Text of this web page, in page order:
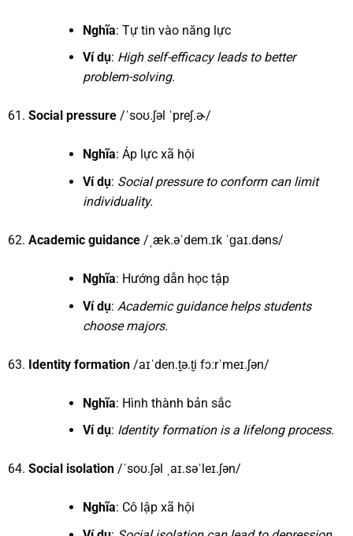
Nghĩa: Tự tin vào năng lực
Ví dụ: High self-efficacy leads to better
problem-solving.
Social pressure/ˈsoʊ.ʃəl ˈpreʃ.ɚ/
Nghĩa: Áp lực xã hội
Ví dụ: Social pressure to conform can limit
individuality.
Academic guidance/ˌæk.əˈdem.ɪk ˈɡaɪ.dəns/
Nghĩa: Hướng dẫn học tập
Ví dụ: Academic guidance helps students
choose majors.
Identity formation/aɪˈden.t̬ə.t̬i fɔːrˈmeɪ.ʃən/
Nghĩa: Hình thành bản sắc
Ví dụ: Identity formation is a lifelong process.
Social isolation/ˈsoʊ.ʃəl ˌaɪ.səˈleɪ.ʃən/
Nghĩa: Cô lập xã hội